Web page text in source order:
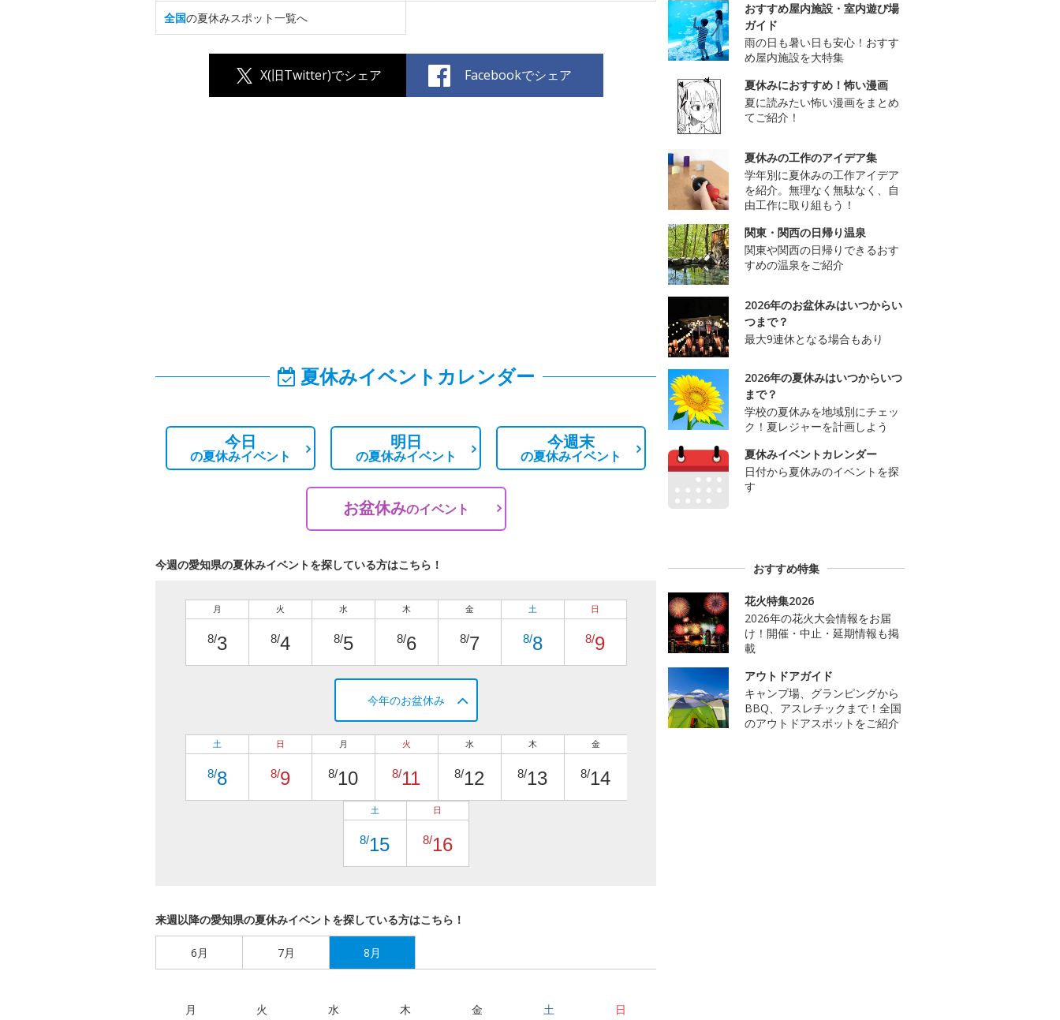
全国の夏休みスポット一覧へ
X(旧Twitter)でシェア Facebookでシェア
夏休みイベントカレンダー
今日
の夏休みイベント
明日
の夏休みイベント
今週末
の夏休みイベント
お盆休みのイベント
今週の愛知県の夏休みイベントを探している方はこちら！
月
8/3
火
8/4
水
8/5
木
8/6
金
8/7
土
8/8
日
8/9
今年のお盆休み
土
8/8
日
8/9
月
8/10
火
8/11
水
8/12
木
8/13
金
8/14
土
8/15
日
8/16
来週以降の愛知県の夏休みイベントを探している方はこちら！
6月 7月 8月
月 火 水 木 金 土 日
おすすめ屋内施設・室内遊び場
ガイド
雨の日も暑い日も安心！おすす
め屋内施設を大特集
夏休みにおすすめ！怖い漫画
夏に読みたい怖い漫画をまとめ
てご紹介！
夏休みの工作のアイデア集
学年別に夏休みの工作アイデア
を紹介。無理なく無駄なく、自
由工作に取り組もう！
関東・関西の日帰り温泉
関東や関西の日帰りできるおす
すめの温泉をご紹介
2026年のお盆休みはいつからい
つまで？
最大9連休となる場合もあり
2026年の夏休みはいつからいつ
まで？
学校の夏休みを地域別にチェッ
ク！夏レジャーを計画しよう
夏休みイベントカレンダー
日付から夏休みのイベントを探
す
おすすめ特集
花火特集2026
2026年の花火大会情報をお届
け！開催・中止・延期情報も掲
載
アウトドアガイド
キャンプ場、グランピングから
BBQ、アスレチックまで！全国
のアウトドアスポットをご紹介